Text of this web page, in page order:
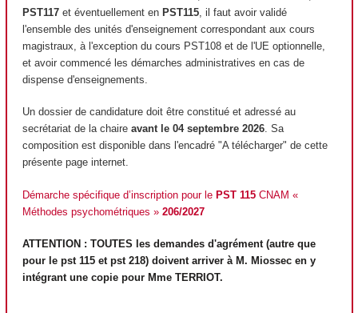
PST117 et éventuellement en PST115 , il faut avoir validé
l'ensemble des unités d'enseignement correspondant aux cours
magistraux, à l'exception du cours PST108 et de l'UE optionnelle,
et avoir commencé les démarches administratives en cas de
dispense d'enseignements.
Un dossier de candidature doit être constitué et adressé au
secrétariat de la chaire avant le 04 septembre 2026. Sa
composition est disponible dans l'encadré "A télécharger" de cette
présente page internet.
Démarche spécifique d’inscription pour le PST 115 CNAM «
Méthodes psychométriques » 206/2027
ATTENTION : TOUTES les demandes d'agrément(autre que
pour le pst 115 et pst 218) doivent arriver à M. Miossec en y
intégrant une copie pour Mme TERRIOT.